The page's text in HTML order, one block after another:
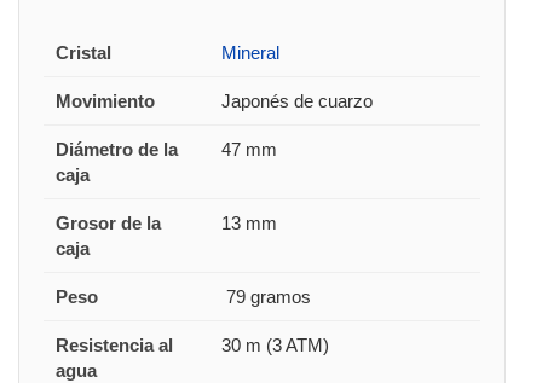
Cristal Mineral
Movimiento Japonés de cuarzo
Diámetro de la
caja
47 mm
Grosor de la
caja
13 mm
Peso 79 gramos
Resistencia al
agua
30 m (3 ATM)